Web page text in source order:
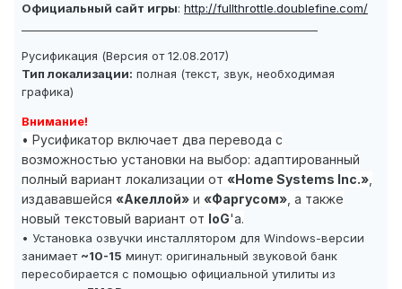
Официальный сайт игры: http://fullthrottle.doublefine.com/
Русификация (Версия от 12.08.2017)
Тип локализации: полная (текст, звук, необходимая
графика)
Внимание!
• Русификатор включает два перевода с
возможностью установки на выбор: адаптированный
полный вариант локализации от «Home Systems Inc.»
издававшейся «Акеллой» и «Фаргусом» , а также
новый текстовый вариант от IoG'а.
• Установка озвучки инсталлятором для Windows-версии
занимает ~10-15 минут: оригинальный звуковой банк
пересобирается с помощью официальной утилиты из